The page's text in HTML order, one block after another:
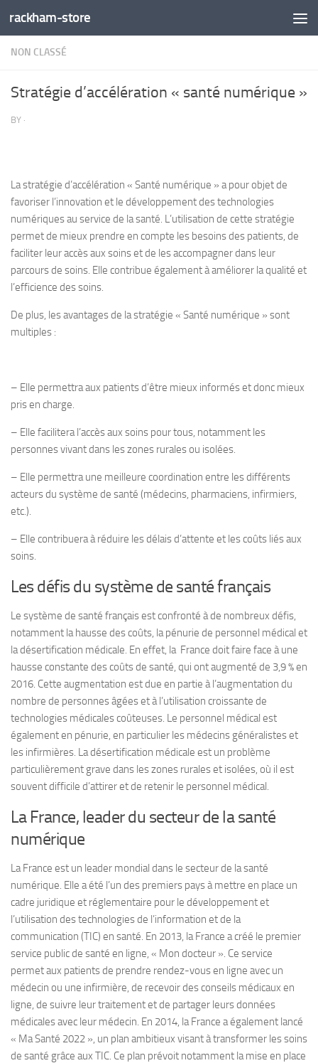
Skip to content
rackham-store
NON CLASSÉ
Stratégie d’accélération « santé numérique »
BY ·
La stratégie d’accélération « Santé numérique » a pour objet de
favoriser l’innovation et le développement des technologies
numériques au service de la santé. L’utilisation de cette stratégie
permet de mieux prendre en compte les besoins des patients, de
faciliter leur accès aux soins et de les accompagner dans leur
parcours de soins. Elle contribue également à améliorer la qualité et
l’efficience des soins.
De plus, les avantages de la stratégie « Santé numérique » sont
multiples :
– Elle permettra aux patients d’être mieux informés et donc mieux
pris en charge.
– Elle facilitera l’accès aux soins pour tous, notamment les
personnes vivant dans les zones rurales ou isolées.
– Elle permettra une meilleure coordination entre les différents
acteurs du système de santé (médecins, pharmaciens, infirmiers,
etc.).
– Elle contribuera à réduire les délais d’attente et les coûts liés aux
soins.
Les défis du système de santé français
Le système de santé français est confronté à de nombreux défis,
notamment la hausse des coûts, la pénurie de personnel médical et
la désertification médicale. En effet, la France doit faire face à une
hausse constante des coûts de santé, qui ont augmenté de 3,9 % en
2016. Cette augmentation est due en partie à l’augmentation du
nombre de personnes âgées et à l’utilisation croissante de
technologies médicales coûteuses. Le personnel médical est
également en pénurie, en particulier les médecins généralistes et
les infirmières. La désertification médicale est un problème
particulièrement grave dans les zones rurales et isolées, où il est
souvent difficile d’attirer et de retenir le personnel médical.
La France, leader du secteur de la santé
numérique
La France est un leader mondial dans le secteur de la santé
numérique. Elle a été l’un des premiers pays à mettre en place un
cadre juridique et réglementaire pour le développement et
l’utilisation des technologies de l’information et de la
communication (TIC) en santé. En 2013, la France a créé le premier
service public de santé en ligne, « Mon docteur ». Ce service
permet aux patients de prendre rendez-vous en ligne avec un
médecin ou une infirmière, de recevoir des conseils médicaux en
ligne, de suivre leur traitement et de partager leurs données
médicales avec leur médecin. En 2014, la France a également lancé
« Ma Santé 2022 », un plan ambitieux visant à transformer les soins
de santé grâce aux TIC. Ce plan prévoit notamment la mise en place